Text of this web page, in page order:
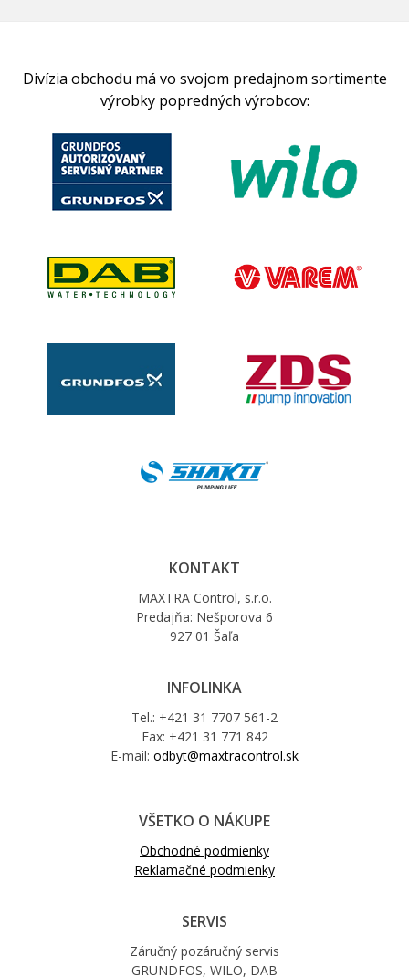
Divízia obchodu má vo svojom predajnom sortimente
výrobky popredných výrobcov:
KONTAKT
MAXTRA Control, s.r.o.
Predajňa: Nešporova 6
927 01 Šaľa
INFOLINKA
Tel.: +421 31 7707 561-2
Fax: +421 31 771 842
E-mail: odbyt@maxtracontrol.sk
VŠETKO O NÁKUPE
Obchodné podmienky
Reklamačné podmienky
SERVIS
Záručný pozáručný servis
GRUNDFOS, WILO, DAB